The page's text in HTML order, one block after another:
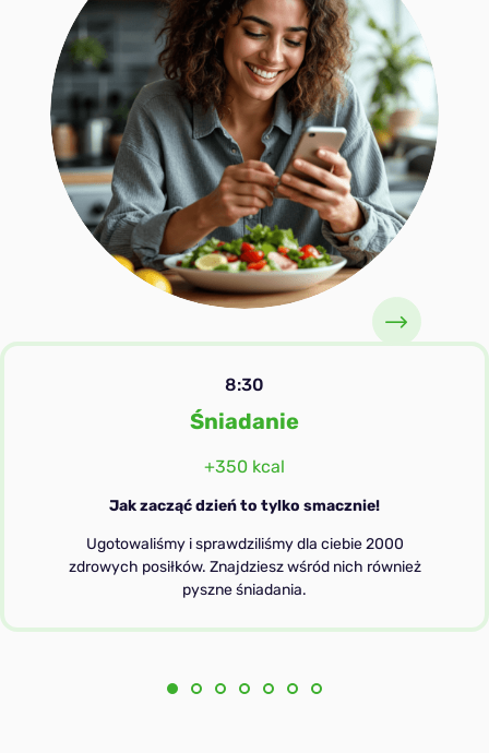
8:30
Śniadanie
+350 kcal
Jak zacząć dzień to tylko smacznie!
Ugotowaliśmy i sprawdziliśmy dla ciebie 2000
zdrowych posiłków. Znajdziesz wśród nich również
pyszne śniadania.